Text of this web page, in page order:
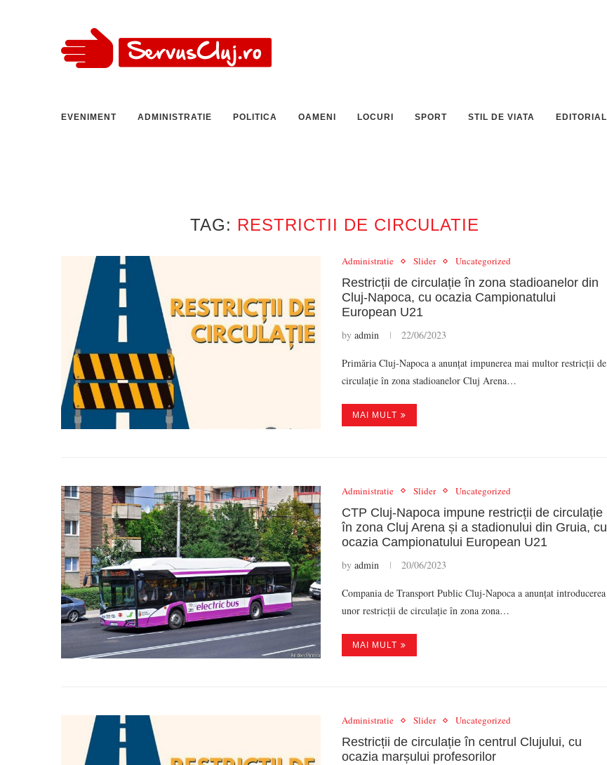
EVENIMENT ADMINISTRATIE POLITICA OAMENI LOCURI SPORT STIL DE VIATA EDITORIAL
TAG: RESTRICTII DE CIRCULATIE
Administratie Slider Uncategorized
Restricții de circulație în zona stadioanelor din
Cluj-Napoca, cu ocazia Campionatului
European U21
by admin 22/06/2023
Primăria Cluj-Napoca a anunțat impunerea mai multor restricții de
circulație în zona stadioanelor Cluj Arena…
MAI MULT
Administratie Slider Uncategorized
CTP Cluj-Napoca impune restricții de circulație
în zona Cluj Arena și a stadionului din Gruia, cu
ocazia Campionatului European U21
by admin 20/06/2023
Compania de Transport Public Cluj-Napoca a anunțat introducerea
unor restricții de circulație în zona zona…
MAI MULT
Administratie Slider Uncategorized
Restricții de circulație în centrul Clujului, cu
ocazia marșului profesorilor